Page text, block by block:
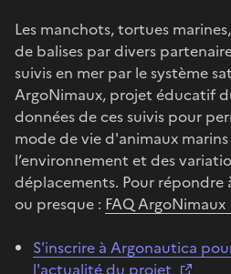
Les manchots, tortues
de balises par divers
suivis en mer par le système
ArgoNimaux, projet éducatif
données de ces suivis pour
mode de vie d'animaux
l’environnement et des
déplacements. Pour répondre
ou presque : FAQ ArgoNimaux
S'inscrire à Argonautica
l'actualité du projet